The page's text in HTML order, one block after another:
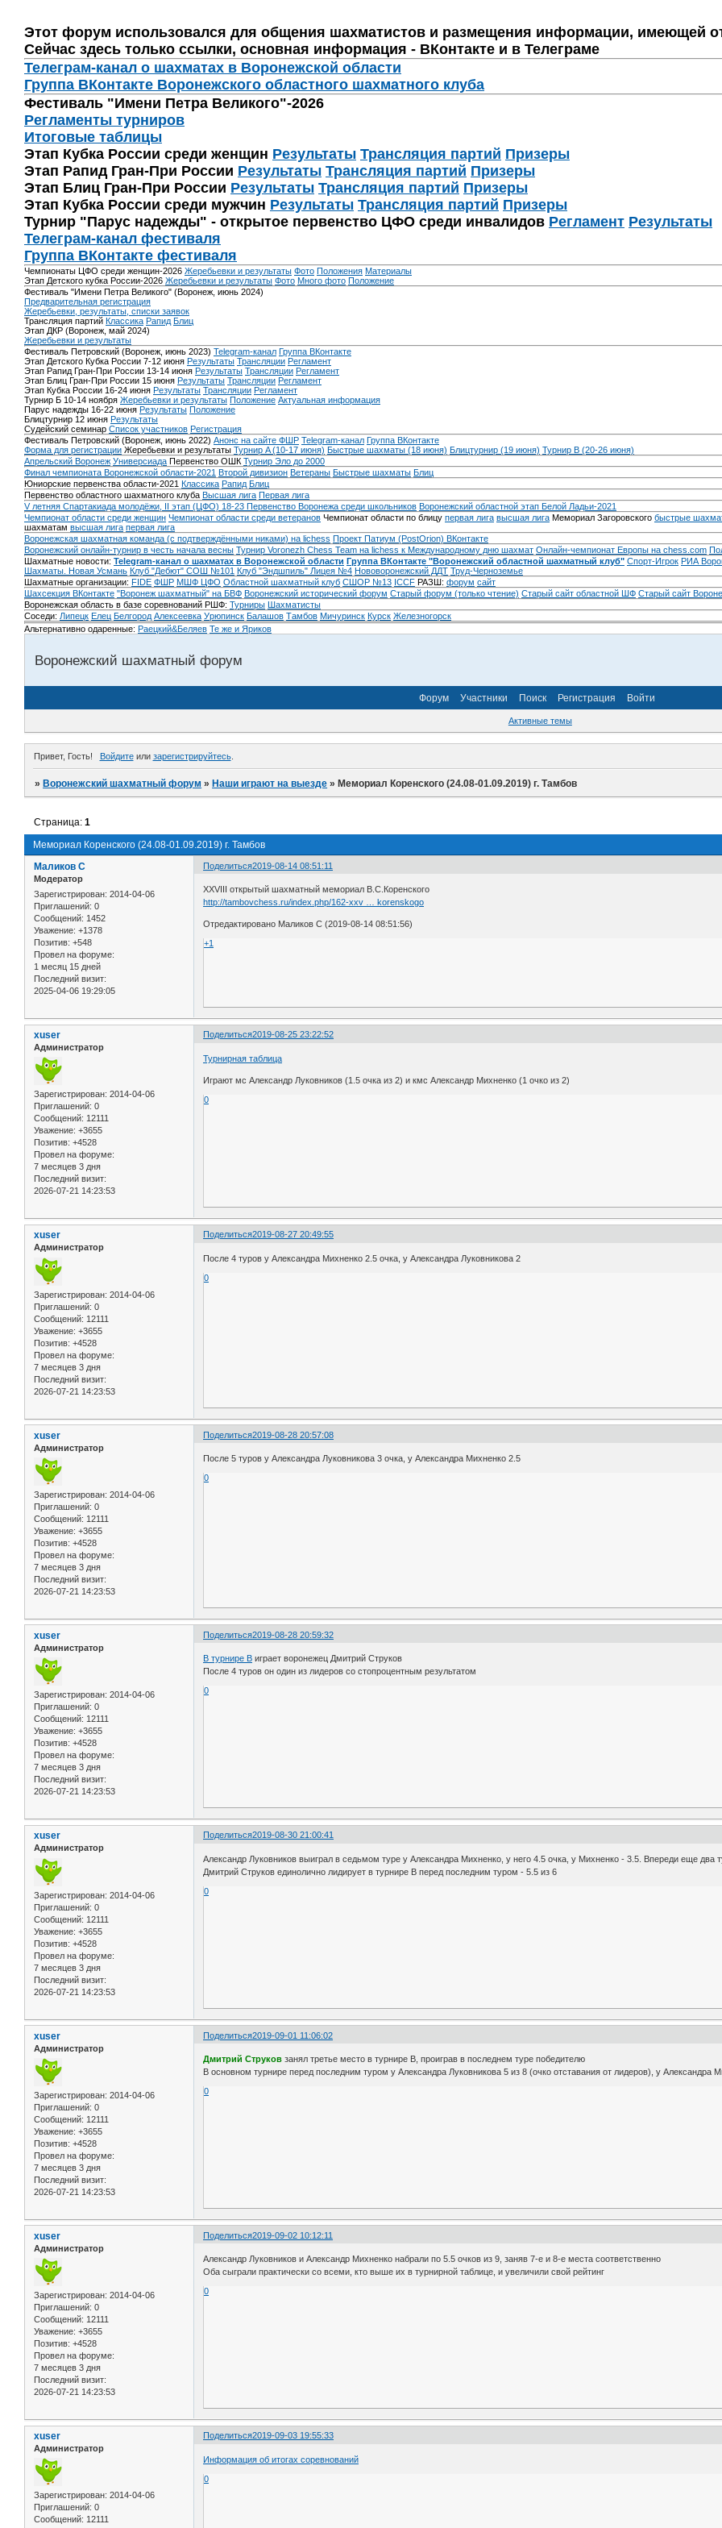
Этот форум использовался для общения шахматистов и размещения информации, имеющей
Сейчас здесь только ссылки, основная информация - ВКонтакте и в Телеграме
Телеграм-канал о шахматах в Воронежской области
Группа ВКонтакте Воронежского областного шахматного клуба
Фестиваль "Имени Петра Великого"-2026
Регламенты турниров
Итоговые таблицы
Этап Кубка России среди женщин Результаты Трансляция партий Призеры
Этап Рапид Гран-При России Результаты Трансляция партий Призеры
Этап Блиц Гран-При России Результаты Трансляция партий Призеры
Этап Кубка России среди мужчин Результаты Трансляция партий Призеры
Турнир "Парус надежды" - открытое первенство ЦФО среди инвалидов Регламент Результаты
Телеграм-канал фестиваля
Группа ВКонтакте фестиваля
Чемпионаты ЦФО среди женщин-2026 Жеребьевки и результаты Фото Положения Материалы
Этап Детского кубка России-2026 Жеребьевки и результаты Фото Много фото Положение
Фестиваль "Имени Петра Великого" (Воронеж, июнь 2024)
Предварительная регистрация
Жеребьевки, результаты, списки заявок
Трансляция партий Классика Рапид Блиц
Этап ДКР (Воронеж, май 2024)
Жеребьевки и результаты
Фестиваль Петровский (Воронеж, июнь 2023) Telegram-канал Группа ВКонтакте
Этап Детского Кубка России 7-12 июня Результаты Трансляции Регламент
Этап Рапид Гран-При России 13-14 июня Результаты Трансляции Регламент
Этап Блиц Гран-При России 15 июня Результаты Трансляции Регламент
Этап Кубка России 16-24 июня Результаты Трансляции Регламент
Турнир Б 10-14 ноября Жеребьевки и результаты Положение Актуальная информация
Парус надежды 16-22 июня Результаты Положение
Блицтурнир 12 июня Результаты
Судейский семинар Список участников Регистрация
Фестиваль Петровский (Воронеж, июнь 2022) Анонс на сайте ФШР Telegram-канал Группа ВКонтакте
Форма для регистрации Жеребьевки и результаты Турнир A (10-17 июня) Быстрые шахматы (18 июня) Блицтурнир (19 июня) Турнир B (20-26 июня)
Апрельский Воронеж Универсиада Первенство ОШК Турнир Эло до 2000
Финал чемпионата Воронежской области-2021 Второй дивизион Ветераны Быстрые шахматы Блиц
Юниорские первенства области-2021 Классика Рапид Блиц
Первенство областного шахматного клуба Высшая лига Первая лига
V летняя Спартакиада молодёжи, II этап (ЦФО) 18-23 Первенство Воронежа среди школьников Воронежский областной этап Белой Ладьи-2021
Чемпионат области среди женщин Чемпионат области среди ветеранов Чемпионат области по блицу первая лига высшая лига Мемориал Загоровского быстрые
шахматам высшая лига первая лига
Воронежская шахматная команда (с подтверждёнными никами) на lichess Проект Патиум (PostOrion) ВКонтакте
Воронежский онлайн-турнир в честь начала весны Турнир Voronezh Chess Team на lichess к Международному дню шахмат Онлайн-чемпионат Европы на chess.com
Шахматные новости: Telegram-канал о шахматах в Воронежской области Группа ВКонтакте "Воронежский областной шахматный клуб" Спорт-Игрок РИА
Шахматы. Новая Усмань Клуб "Дебют" СОШ №101 Клуб "Эндшпиль" Лицея №4 Нововоронежский ДДТ Труд-Черноземье
Шахматные организации: FIDE ФШР МШФ ЦФО Областной шахматный клуб СШОР №13 ICCF РАЗШ: форум сайт
Шахсекция ВКонтакте "Воронеж шахматный" на БВФ Воронежский исторический форум Cтарый форум (только чтение) Старый сайт областной ШФ Старый сайт
Воронежская область в базе соревнований РШФ: Турниры Шахматисты
Соседи: Липецк Елец Белгород Алексеевка Урюпинск Балашов Тамбов Мичуринск Курск Железногорск
Альтернативно одаренные: Раецкий&Беляев Те же и Яриков
Воронежский шахматный форум
Форум Участники Поиск Регистрация Войти
Активные темы
Привет, Гость! Войдитеили зарегистрируйтесь.
»Воронежский шахматный форум »Наши играют на выезде »Мемориал Коренского (24.08-01.09.2019) г. Тамбов
Мемориал Коренского (24.08-01.09.2019) г. Тамбов
Страница:1
Поделиться2019-08-14 08:51:11
Маликов С
Модератор
Зарегистрирован: 2014-04-06
Приглашений: 0
Сообщений: 1452
Уважение: +1378
Позитив: +548
Провел на форуме:
1 месяц 15 дней
Последний визит:
2025-04-06 19:29:05
XXVIII открытый шахматный мемориал В.С.Коренского
http://tambovchess.ru/index.php/162-xxv … korenskogo
Отредактировано Маликов С (2019-08-14 08:51:56)
+1
Поделиться2019-08-25 23:22:52
xuser
Администратор
Зарегистрирован: 2014-04-06
Приглашений: 0
Сообщений: 12111
Уважение: +3655
Позитив: +4528
Провел на форуме:
7 месяцев 3 дня
Последний визит:
2026-07-21 14:23:53
Турнирная таблица
Играют мс Александр Луковников (1.5 очка из 2) и кмс Александр Михненко (1 очко из 2)
0
Поделиться2019-08-27 20:49:55
xuser
Администратор
Зарегистрирован: 2014-04-06
Приглашений: 0
Сообщений: 12111
Уважение: +3655
Позитив: +4528
Провел на форуме:
7 месяцев 3 дня
Последний визит:
2026-07-21 14:23:53
После 4 туров у Александра Михненко 2.5 очка, у Александра Луковникова 2
0
Поделиться2019-08-28 20:57:08
xuser
Администратор
Зарегистрирован: 2014-04-06
Приглашений: 0
Сообщений: 12111
Уважение: +3655
Позитив: +4528
Провел на форуме:
7 месяцев 3 дня
Последний визит:
2026-07-21 14:23:53
После 5 туров у Александра Луковникова 3 очка, у Александра Михненко 2.5
0
Поделиться2019-08-28 20:59:32
xuser
Администратор
Зарегистрирован: 2014-04-06
Приглашений: 0
Сообщений: 12111
Уважение: +3655
Позитив: +4528
Провел на форуме:
7 месяцев 3 дня
Последний визит:
2026-07-21 14:23:53
В турнире B играет воронежец Дмитрий Струков
После 4 туров он один из лидеров со стопроцентным результатом
0
Поделиться2019-08-30 21:00:41
xuser
Администратор
Зарегистрирован: 2014-04-06
Приглашений: 0
Сообщений: 12111
Уважение: +3655
Позитив: +4528
Провел на форуме:
7 месяцев 3 дня
Последний визит:
2026-07-21 14:23:53
Александр Луковников выиграл в седьмом туре у Александра Михненко, у него 4.5 очка, у Михненко - 3.5. Впереди еще два
Дмитрий Струков единолично лидирует в турнире B перед последним туром - 5.5 из 6
0
Поделиться2019-09-01 11:06:02
xuser
Администратор
Зарегистрирован: 2014-04-06
Приглашений: 0
Сообщений: 12111
Уважение: +3655
Позитив: +4528
Провел на форуме:
7 месяцев 3 дня
Последний визит:
2026-07-21 14:23:53
Дмитрий Струков занял третье место в турнире B, проиграв в последнем туре победителю
В основном турнире перед последним туром у Александра Луковникова 5 из 8 (очко отставания от лидеров), у Александра
0
Поделиться2019-09-02 10:12:11
xuser
Администратор
Зарегистрирован: 2014-04-06
Приглашений: 0
Сообщений: 12111
Уважение: +3655
Позитив: +4528
Провел на форуме:
7 месяцев 3 дня
Последний визит:
2026-07-21 14:23:53
Александр Луковников и Александр Михненко набрали по 5.5 очков из 9, заняв 7-е и 8-е места соответственно
Оба сыграли практически со всеми, кто выше их в турнирной таблице, и увеличили свой рейтинг
0
Поделиться2019-09-03 19:55:33
xuser
Администратор
Зарегистрирован: 2014-04-06
Приглашений: 0
Сообщений: 12111
Информация об итогах соревнований
0